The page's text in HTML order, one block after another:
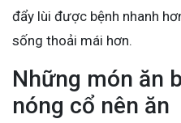
đẩy lùi được bệnh nhanh
sống thoải mái hơn.
Những món ăn
nóng cổ nên ăn